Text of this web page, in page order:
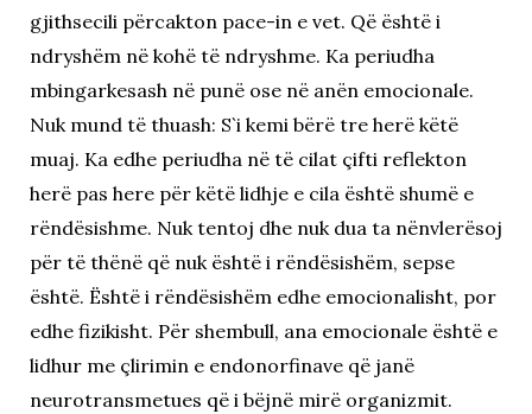
gjithsecili përcakton pace-in e vet. Që është i
ndryshëm në kohë të ndryshme. Ka periudha
mbingarkesash në punë ose në anën emocionale.
Nuk mund të thuash: S`i kemi bërë tre herë këtë
muaj. Ka edhe periudha në të cilat çifti reflekton
herë pas here për këtë lidhje e cila është shumë e
rëndësishme. Nuk tentoj dhe nuk dua ta nënvlerësoj
për të thënë që nuk është i rëndësishëm, sepse
është. Është i rëndësishëm edhe emocionalisht, por
edhe fizikisht. Për shembull, ana emocionale është e
lidhur me çlirimin e endonorfinave që janë
neurotransmetues që i bëjnë mirë organizmit.